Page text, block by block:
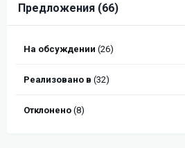
Предложения (66)
На обсуждении (26)
Реализовано в (32)
Отклонено (8)